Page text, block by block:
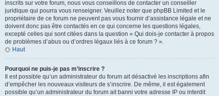
inscrits sur votre forum, nous vous conseillons de contacter un conseiller
juridique qui pourra vous renseigner. Veuillez noter que phpBB Limited et le
propriétaire de ce forum ne peuvent pas vous fournir d’assistance légale et ne
doivent donc pas être contactés en ce qui concerne les questions légales,
excepté celles qui sont citées dans la question « Qui dois-je contacter à propos
de problèmes d’abus ou d’ordres légaux liés à ce forum ? ».
Haut
Pourquoi ne puis-je pas m’inscrire ?
Il est possible qu’un administrateur du forum ait désactivé les inscriptions afin
d’empêcher les nouveaux visiteurs de s’inscrire. De même, il est également
possible qu’un administrateur du forum ait banni votre adresse IP ou interdit